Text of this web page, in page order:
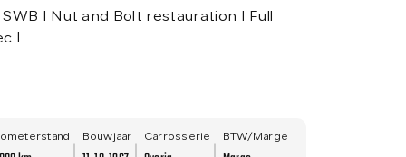
SWB I Nut and Bolt restauration I Full
I
Bouwjaar Carrosserie BTW/Marge